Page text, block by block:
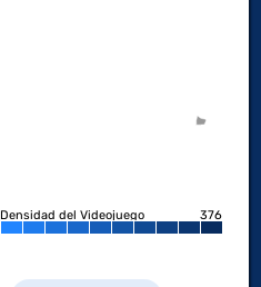
Densidad del Videojuego 376